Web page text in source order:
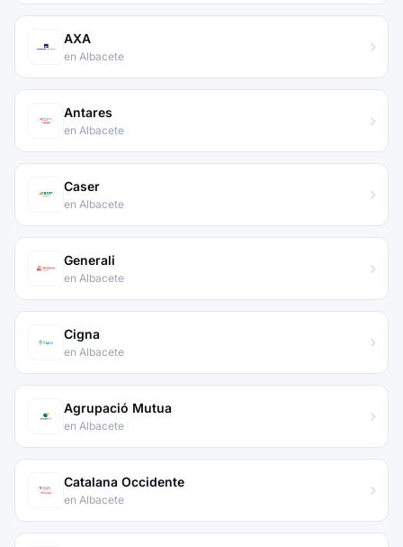
AXA
en Albacete
Antares
en Albacete
Caser
en Albacete
Generali
en Albacete
Cigna
en Albacete
Agrupació Mutua
en Albacete
Catalana Occidente
en Albacete